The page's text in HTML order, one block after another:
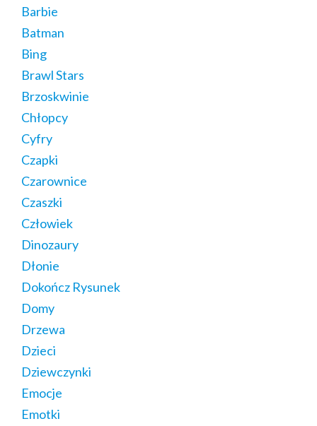
Barbie
Batman
Bing
Brawl Stars
Brzoskwinie
Chłopcy
Cyfry
Czapki
Czarownice
Czaszki
Człowiek
Dinozaury
Dłonie
Dokończ Rysunek
Domy
Drzewa
Dzieci
Dziewczynki
Emocje
Emotki